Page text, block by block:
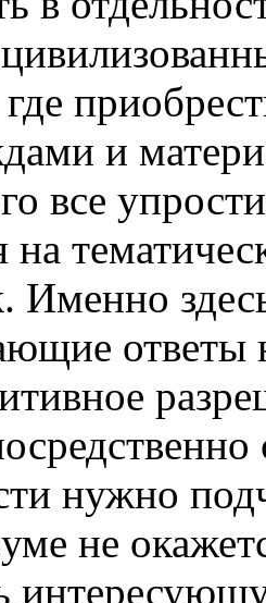
и
все
на
Именно
ответы
нужно
не